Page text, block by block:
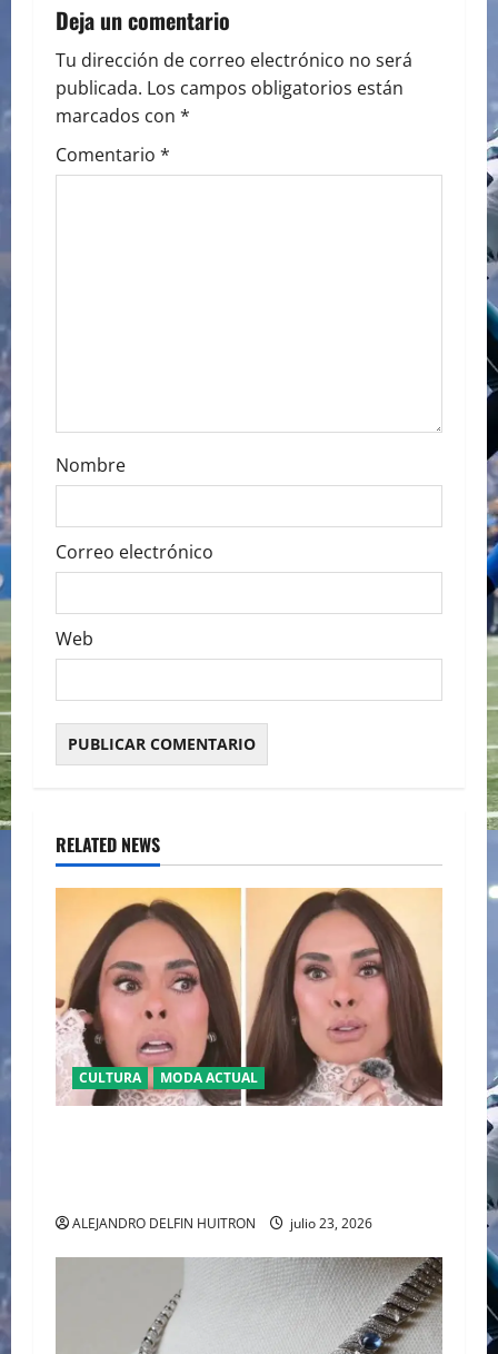
a
v
i
g
Deja un comentario
Tu dirección de correo electrónico no será
publicada. Los campos obligatorios están
marcados con *
Comentario *
Nombre
Correo electrónico
Web
RELATED NEWS
CULTURA MODA ACTUAL
ALEJANDRO DELFIN HUITRON julio 23, 2026